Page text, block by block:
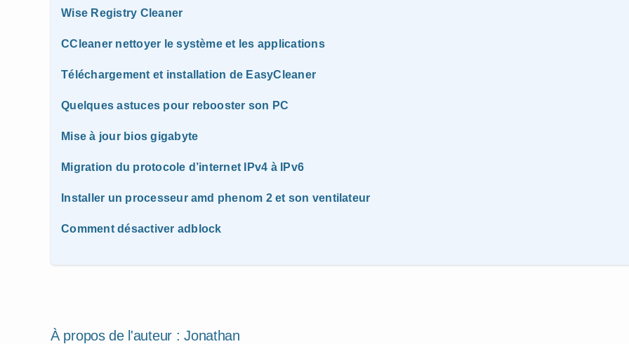
Wise Registry Cleaner
CCleaner nettoyer le système et les applications
Téléchargement et installation de EasyCleaner
Quelques astuces pour rebooster son PC
Mise à jour bios gigabyte
Migration du protocole d’internet IPv4 à IPv6
Installer un processeur amd phenom 2 et son ventilateur
Comment désactiver adblock
À propos de l'auteur :Jonathan